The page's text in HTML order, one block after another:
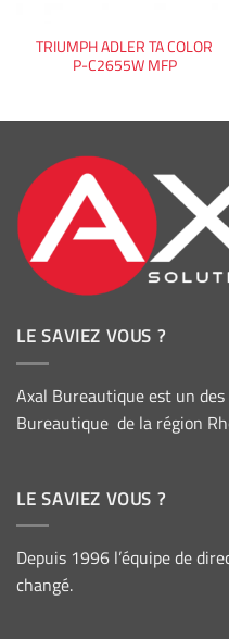
TRIUMPH ADLER TA COLOR
P-C2655W MFP
LE SAVIEZ VOUS ?
Axal Bureautique est un
Bureautique de la région
LE SAVIEZ VOUS ?
Depuis 1996 l’équipe de
changé.